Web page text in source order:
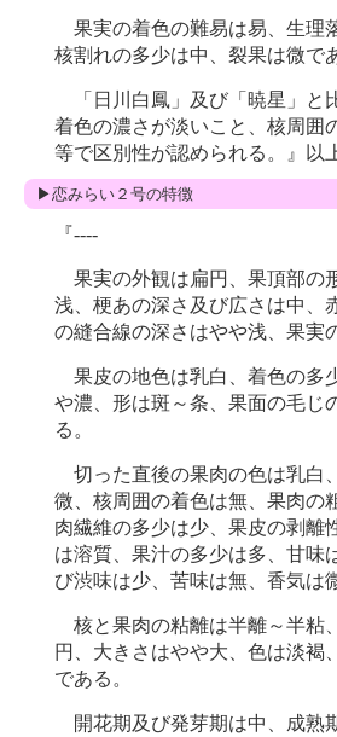
果実の着色の難易は易、生理
核割れの多少は中、裂果は微で
「日川白鳳」及び「暁星」と
着色の濃さが淡いこと、核周囲
等で区別性が認められる。』以
▶恋みらい２号の特徴
『----
果実の外観は扁円、果頂部の
浅、梗あの深さ及び広さは中、
の縫合線の深さはやや浅、果実
果皮の地色は乳白、着色の多
や濃、形は斑～条、果面の毛じ
る。
切った直後の果肉の色は乳白
微、核周囲の着色は無、果肉の
肉繊維の多少は少、果皮の剥離
は溶質、果汁の多少は多、甘味
び渋味は少、苦味は無、香気は
核と果肉の粘離は半離～半粘
円、大きさはやや大、色は淡褐
である。
開花期及び発芽期は中、成熟